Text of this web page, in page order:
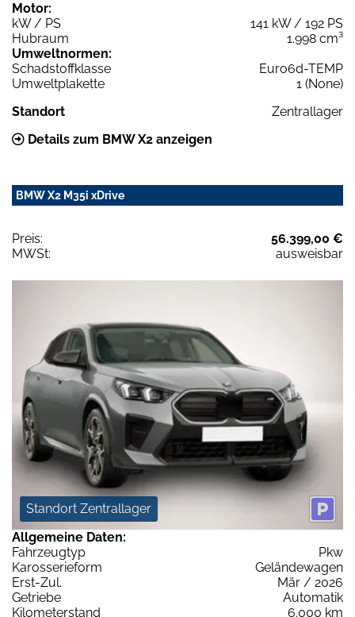
Motor:
kW / PS
141 kW / 192 PS
Hubraum
1.998 cm³
Umweltnormen:
Schadstoffklasse
Euro6d-TEMP
Umweltplakette
1 (None)
Standort
Zentrallager
Details zum BMW X2 anzeigen
BMW X2 M35i xDrive
Preis:
56.399,00 €
MWSt:
ausweisbar
Standort Zentrallager
Allgemeine Daten:
Fahrzeugtyp
Pkw
Karosserieform
Geländewagen
Erst-Zul.
Mär / 2026
Getriebe
Automatik
Kilometerstand
6.000 km